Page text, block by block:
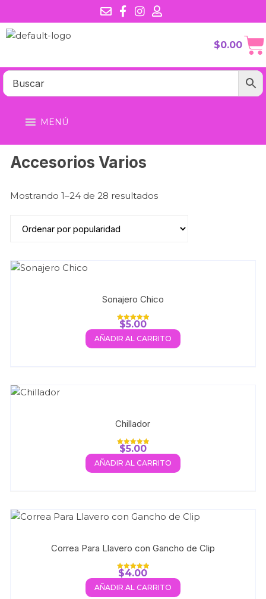
$0.00
MENÚ
Accesorios Varios
Mostrando 1–24 de 28 resultados
Sonajero Chico
Valorado con
5.00
de 5
$5.00
AÑADIR AL CARRITO
Chillador
Valorado con
5.00
de 5
$5.00
AÑADIR AL CARRITO
Correa Para Llavero con Gancho de Clip
Valorado con
5.00
de 5
$4.00
AÑADIR AL CARRITO